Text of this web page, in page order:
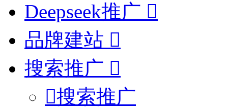
Deepseek推广
品牌建站
搜索推广
搜索推广